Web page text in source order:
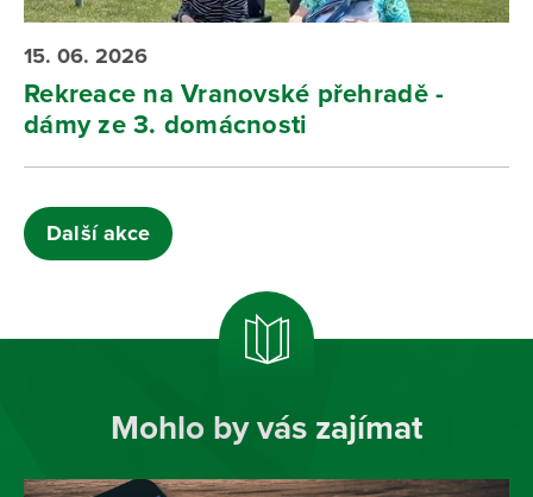
15. 06. 2026
Rekreace na Vranovské přehradě -
dámy ze 3. domácnosti
Další akce
Mohlo by vás zajímat